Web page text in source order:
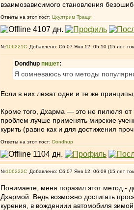
взаимозависимого становления
Ответы на этот пост: Цхултрим Тращи
№106221 Добавлено: Сб 07 Янв 12, 05:10 (15 лет
Dondhup пишет:
Я сомневаюсь что методы
Если в них лежат одни и те же
Кроме того, Дхарма — это не пилюля от
проблем лучше применять мирские
курить (равно как и для достижения
Ответы на этот пост: Dondhup
№106222 Добавлено: Сб 07 Янв 12, 06:09 (15 лет
Понимаете, меня поразил этот метод -
Дхармой. Ведь возможно достигать
курения, в вождениии автомобиля